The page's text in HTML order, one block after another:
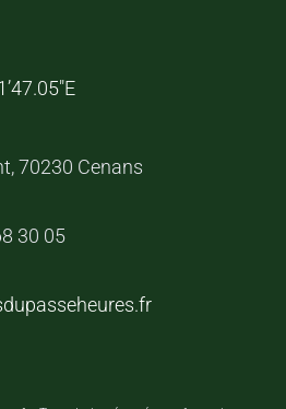
70230 Cenans
30 05